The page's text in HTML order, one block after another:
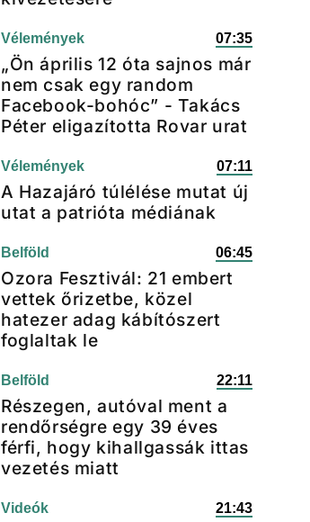
Vélemények 07:35
„Ön április 12 óta sajnos már
nem csak egy random
Facebook-bohóc” - Takács
Péter eligazította Rovar urat
Vélemények 07:11
A Hazajáró túlélése mutat új
utat a patrióta médiának
Belföld 06:45
Ozora Fesztivál: 21 embert
vettek őrizetbe, közel
hatezer adag kábítószert
foglaltak le
Belföld 22:11
Részegen, autóval ment a
rendőrségre egy 39 éves
férfi, hogy kihallgassák ittas
vezetés miatt
Videók 21:43